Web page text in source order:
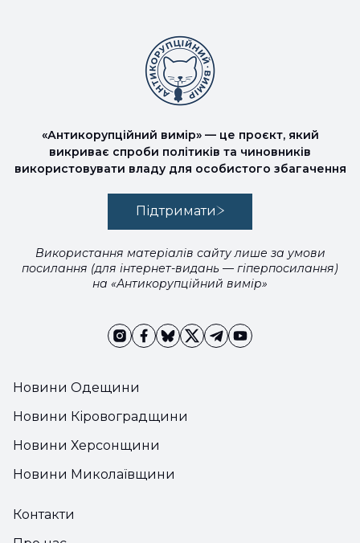
Новини Одещини
Новини Кіровоградщини
Новини Херсонщини
Новини Миколаївщини
«Антикорупційний вимір» — це проєкт, який
викриває спроби політиків та чиновників
використовувати владу для особистого збагачення
Підтримати
Використання матеріалів сайту лише за умови
посилання (для інтернет-видань — гіперпосилання)
на «Антикорупційний вимір»
Контакти